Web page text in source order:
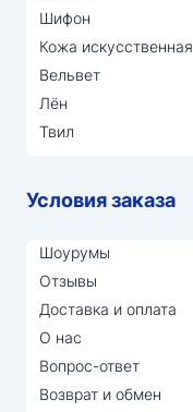
Шифон
Кожа искусственная
Вельвет
Лён
Твил
Условия заказа
Шоурумы
Отзывы
Доставка и оплата
О нас
Вопрос-ответ
Возврат и обмен